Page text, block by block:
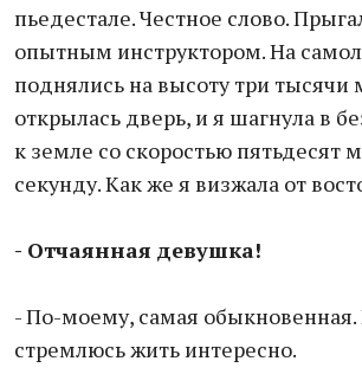
пьедестале. Честное слово.
опытным инструктором. На
поднялись на высоту три тысячи
открылась дверь, и я шагнула в
к земле со скоростью пятьдесят
секунду. Как же я визжала от
- Отчаянная девушка!
- По-моему, самая обыкновенная.
стремлюсь жить интересно.